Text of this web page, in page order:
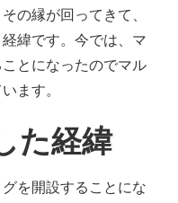
の縁が回ってきて、
緯です。今では、マ
とになったのでマル
ます。
た経緯
を開設することにな